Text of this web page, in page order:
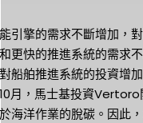
引擎的需求不斷增加，
更快的推進系統的需求
船舶推進系統的投資增
月，馬士基投資
海洋作業的脫碳。因此